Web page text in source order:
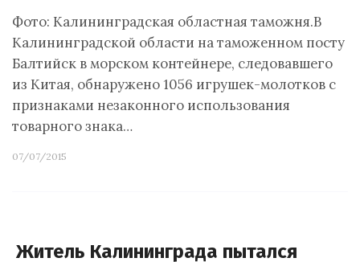
Фото: Калининградская областная таможня.В
Калининградской области на таможенном посту
Балтийск в морском контейнере, следовавшего
из Китая, обнаружено 1056 игрушек-молотков с
признаками незаконного использования
товарного знака…
07/07/2015
Житель Калининграда пытался